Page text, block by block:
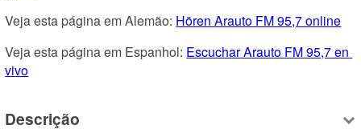
Veja esta página em Alemão: Hören Arauto FM 95,7 online
Veja esta página em Espanhol: Escuchar Arauto FM 95,7 en
vivo
Descrição